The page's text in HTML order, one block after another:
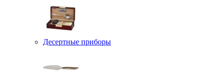
Десертные приборы